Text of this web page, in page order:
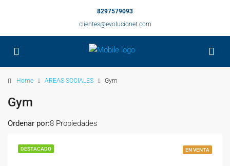
8297579093
clientes@evolucionet.com
Home AREAS SOCIALES Gym
Gym
8 Propiedades
Ordenar por:
DESTACADO EN VENTA